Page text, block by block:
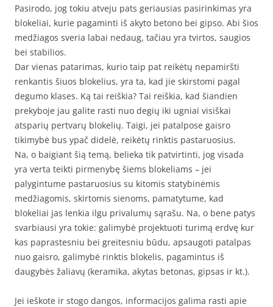
Pasirodo, jog tokiu atveju pats geriausias pasirinkimas yra
blokeliai, kurie pagaminti iš akyto betono bei gipso. Abi šios
medžiagos sveria labai nedaug, tačiau yra tvirtos, saugios
bei stabilios.
Dar vienas patarimas, kurio taip pat reikėtų nepamiršti
renkantis šiuos blokelius, yra ta, kad jie skirstomi pagal
degumo klases. Ką tai reiškia? Tai reiškia, kad šiandien
prekyboje jau galite rasti nuo degių iki ugniai visiškai
atsparių pertvarų blokelių. Taigi, jei patalpose gaisro
tikimybė bus ypač didelė, reikėtų rinktis pastaruosius.
Na, o baigiant šią temą, belieka tik patvirtinti, jog visada
yra verta teikti pirmenybę šiems blokeliams – jei
palygintume pastaruosius su kitomis statybinėmis
medžiagomis, skirtomis sienoms, pamatytume, kad
blokeliai jas lenkia ilgu privalumų sąrašu. Na, o bene patys
svarbiausi yra tokie: galimybė projektuoti turimą erdvę kur
kas paprastesniu bei greitesniu būdu, apsaugoti patalpas
nuo gaisro, galimybė rinktis blokelis, pagamintus iš
daugybės žaliavų (keramika, akytas betonas, gipsas ir kt.).
Jei ieškote ir stogo dangos, informacijos galima rasti apie